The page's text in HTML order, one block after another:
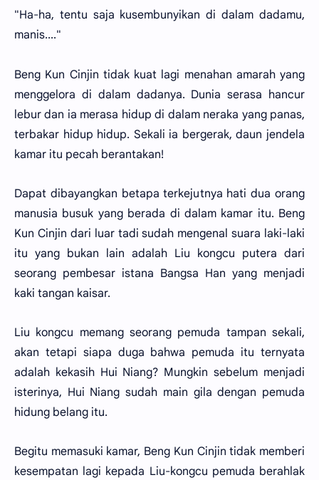
"Ha-ha, tentu saja kusembunyikan di dalam dadamu,
manis...."
Beng Kun Cinjin tidak kuat lagi menahan amarah yang
menggelora di dalam dadanya. Dunia serasa hancur
lebur dan ia merasa hidup di dalam neraka yang panas,
terbakar hidup hidup. Sekali ia bergerak, daun jendela
kamar itu pecah berantakan!
Dapat dibayangkan betapa terkejutnya hati dua orang
manusia busuk yang berada di dalam kamar itu. Beng
Kun Cinjin dari luar tadi sudah mengenal suara laki-laki
itu yang bukan lain adalah Liu kongcu putera dari
seorang pembesar istana Bangsa Han yang menjadi
kaki tangan kaisar.
Liu kongcu memang seorang pemuda tampan sekali,
akan tetapi siapa duga bahwa pemuda itu ternyata
adalah kekasih Hui Niang? Mungkin sebelum menjadi
isterinya, Hui Niang sudah main gila dengan pemuda
hidung belang itu.
Begitu memasuki kamar, Beng Kun Cinjin tidak memberi
kesempatan lagi kepada Liu-kongcu pemuda berahlak